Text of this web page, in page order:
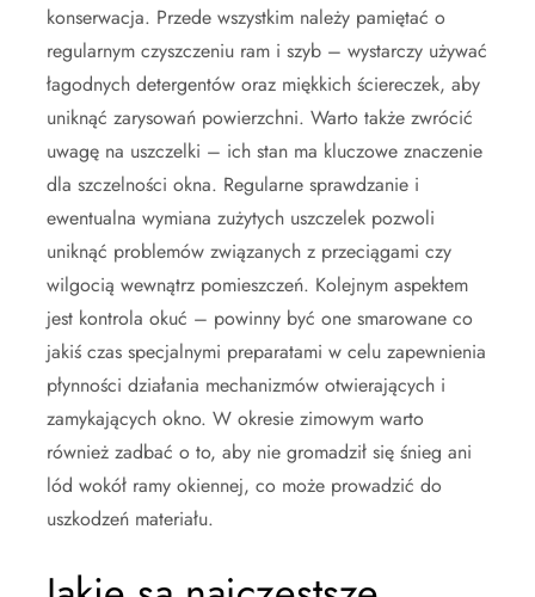
konserwacja. Przede wszystkim należy pamiętać o
regularnym czyszczeniu ram i szyb – wystarczy używać
łagodnych detergentów oraz miękkich ściereczek, aby
uniknąć zarysowań powierzchni. Warto także zwrócić
uwagę na uszczelki – ich stan ma kluczowe znaczenie
dla szczelności okna. Regularne sprawdzanie i
ewentualna wymiana zużytych uszczelek pozwoli
uniknąć problemów związanych z przeciągami czy
wilgocią wewnątrz pomieszczeń. Kolejnym aspektem
jest kontrola okuć – powinny być one smarowane co
jakiś czas specjalnymi preparatami w celu zapewnienia
płynności działania mechanizmów otwierających i
zamykających okno. W okresie zimowym warto
również zadbać o to, aby nie gromadził się śnieg ani
lód wokół ramy okiennej, co może prowadzić do
uszkodzeń materiału.